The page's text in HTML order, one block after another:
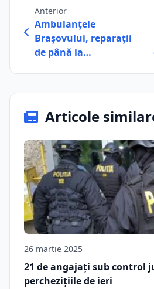
Anterior
Ambulanțele
Brașovului, reparații
de până la…
Articole
26 martie 2025
21 de angajați sub control
perchezițiile de ieri